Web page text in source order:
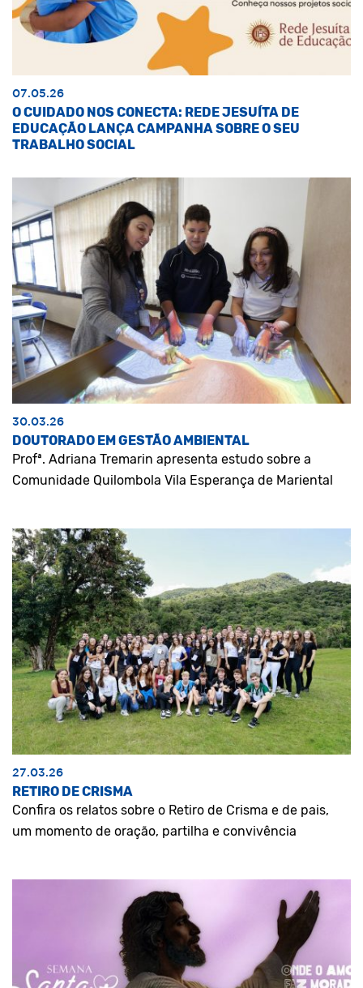
07.05.26
O CUIDADO NOS CONECTA: REDE JESUÍTA DE
EDUCAÇÃO LANÇA CAMPANHA SOBRE O SEU
TRABALHO SOCIAL
30.03.26
DOUTORADO EM GESTÃO AMBIENTAL
Profª. Adriana Tremarin apresenta estudo sobre a
Comunidade Quilombola Vila Esperança de Mariental
27.03.26
RETIRO DE CRISMA
Confira os relatos sobre o Retiro de Crisma e de pais,
um momento de oração, partilha e convivência